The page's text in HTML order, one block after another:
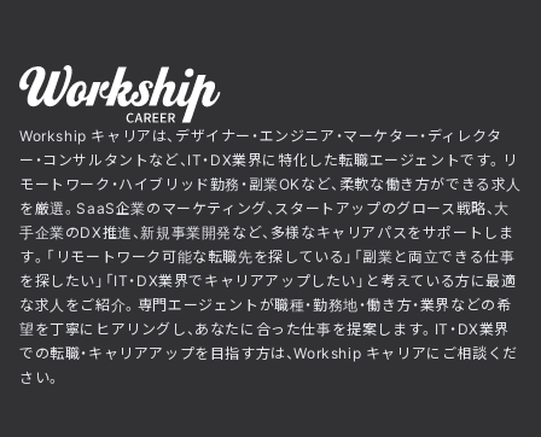
Workship キャリアは、デザイナー・エンジニア・マーケター・ディレクタ
ー・コンサルタントなど、IT・DX業界に特化した転職エージェントです。リ
モートワーク・ハイブリッド勤務・副業OKなど、柔軟な働き方ができる求人
を厳選。SaaS企業のマーケティング、スタートアップのグロース戦略、大
手企業のDX推進、新規事業開発など、多様なキャリアパスをサポートしま
す。「リモートワーク可能な転職先を探している」「副業と両立できる仕事
を探したい」「IT・DX業界でキャリアアップしたい」と考えている方に最適
な求人をご紹介。専門エージェントが職種・勤務地・働き方・業界などの希
望を丁寧にヒアリングし、あなたに合った仕事を提案します。IT・DX業界
での転職・キャリアアップを目指す方は、Workship キャリアにご相談くだ
さい。